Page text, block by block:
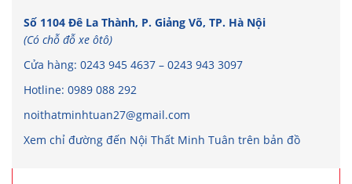
Số 1104 Đê La Thành, P. Giảng Võ, TP. Hà Nội
(Có chỗ đỗ xe ôtô)
Cửa hàng: 0243 945 4637 – 0243 943 3097
Hotline: 0989 088 292
noithatminhtuan27@gmail.com
Xem chỉ đường đến Nội Thất Minh Tuân trên bản đồ